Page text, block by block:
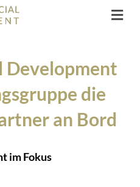
Development
die
an Bord
im Fokus